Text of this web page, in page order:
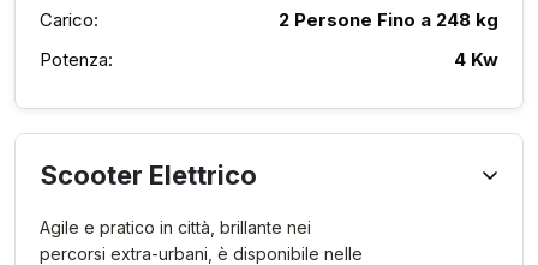
Carico:
2 Persone Fino a 248 kg
Potenza:
4 Kw
Scooter Elettrico
Agile e pratico in città, brillante nei
percorsi extra-urbani, è disponibile nelle